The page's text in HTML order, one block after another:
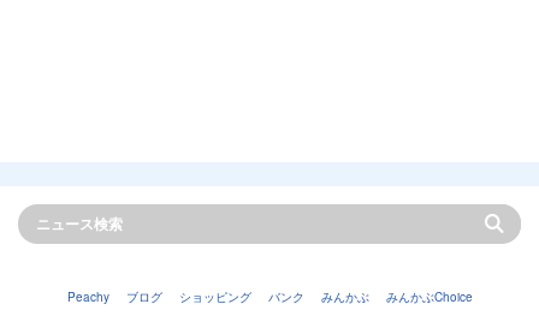
Peachy ブログ ショッピング バンク みんかぶ みんかぶChoice